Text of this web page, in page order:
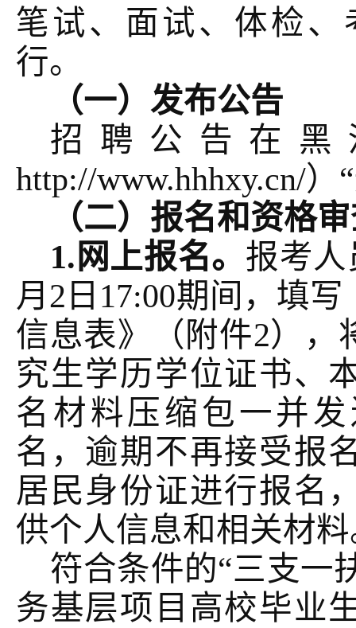
笔试、面试、体检
行。
（一）发布公告
招聘公告在黑
http://www.hhhxy.cn/
（二）报名和资格
1.网上报名。 报考
月2日17:00期间， 填写
信息表》（附件2），
究生学历学位证书、
名材料压缩包一并发
名，逾期不再接受报
居民身份证进行报名
供个人信息和相关材
符合条件的“三支一
务基层项目高校毕业